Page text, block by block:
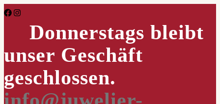
Skip
to
Donnerstags bleibt
unser Geschäft
geschlossen.